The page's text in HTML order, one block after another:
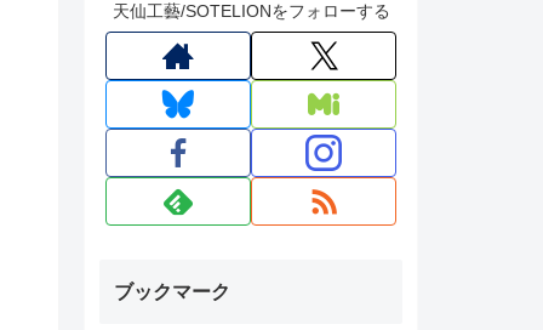
天仙工藝/SOTELIONをフォローする
ブックマーク